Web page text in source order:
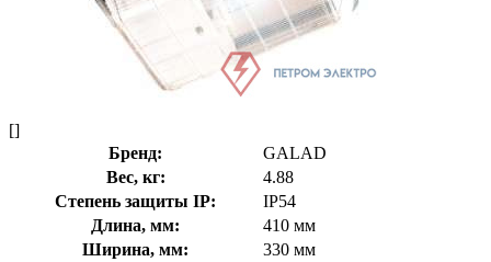
[]
Бренд:
GALAD
Вес, кг:
4.88
Степень защиты IP:
IP54
Длина, мм:
410 мм
Ширина, мм:
330 мм